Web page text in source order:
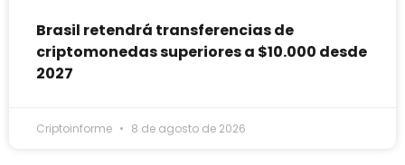
Brasil retendrá transferencias de
criptomonedas superiores a $10.000 desde
2027
Criptoinforme 8 de agosto de 2026